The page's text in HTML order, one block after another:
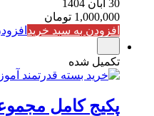
30 آبان 1404
1,000,000 تومان
افزودن به سبد خرید
تکمیل شده
پکیج کامل